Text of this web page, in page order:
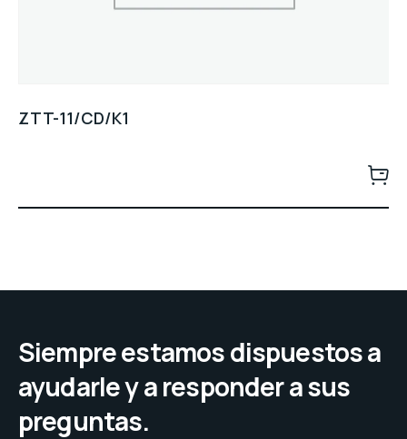
ZTT-11/CD/K1
Siempre estamos dispuestos a
ayudarle y a responder a sus
preguntas.